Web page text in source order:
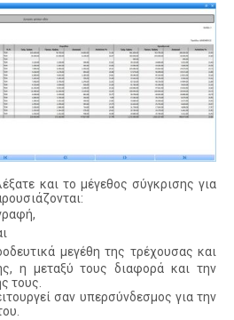
και το μέγεθος σύγκρισης για
μεγέθη της τρέχουσας και
η μεταξύ τους διαφορά και την
τους.
σαν υπερσύνδεσμος για την